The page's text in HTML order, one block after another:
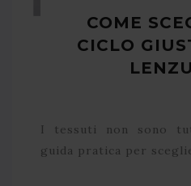
COME
CICLO
I tessuti non sono
guida pratica per